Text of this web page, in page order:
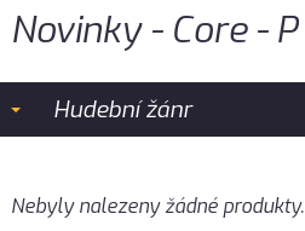
Novinky - Core - P
Hudební žánr
Nebyly nalezeny žádné produkty.